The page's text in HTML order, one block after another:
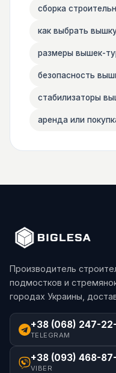
сборка
как выбрать
размеры вышек-
безопасность
стабилизаторы
аренда или
Производитель
подмостков и
городах Украины,
+38 (068) 247-
TELEGRAM
+38 (093) 468-
VIBER